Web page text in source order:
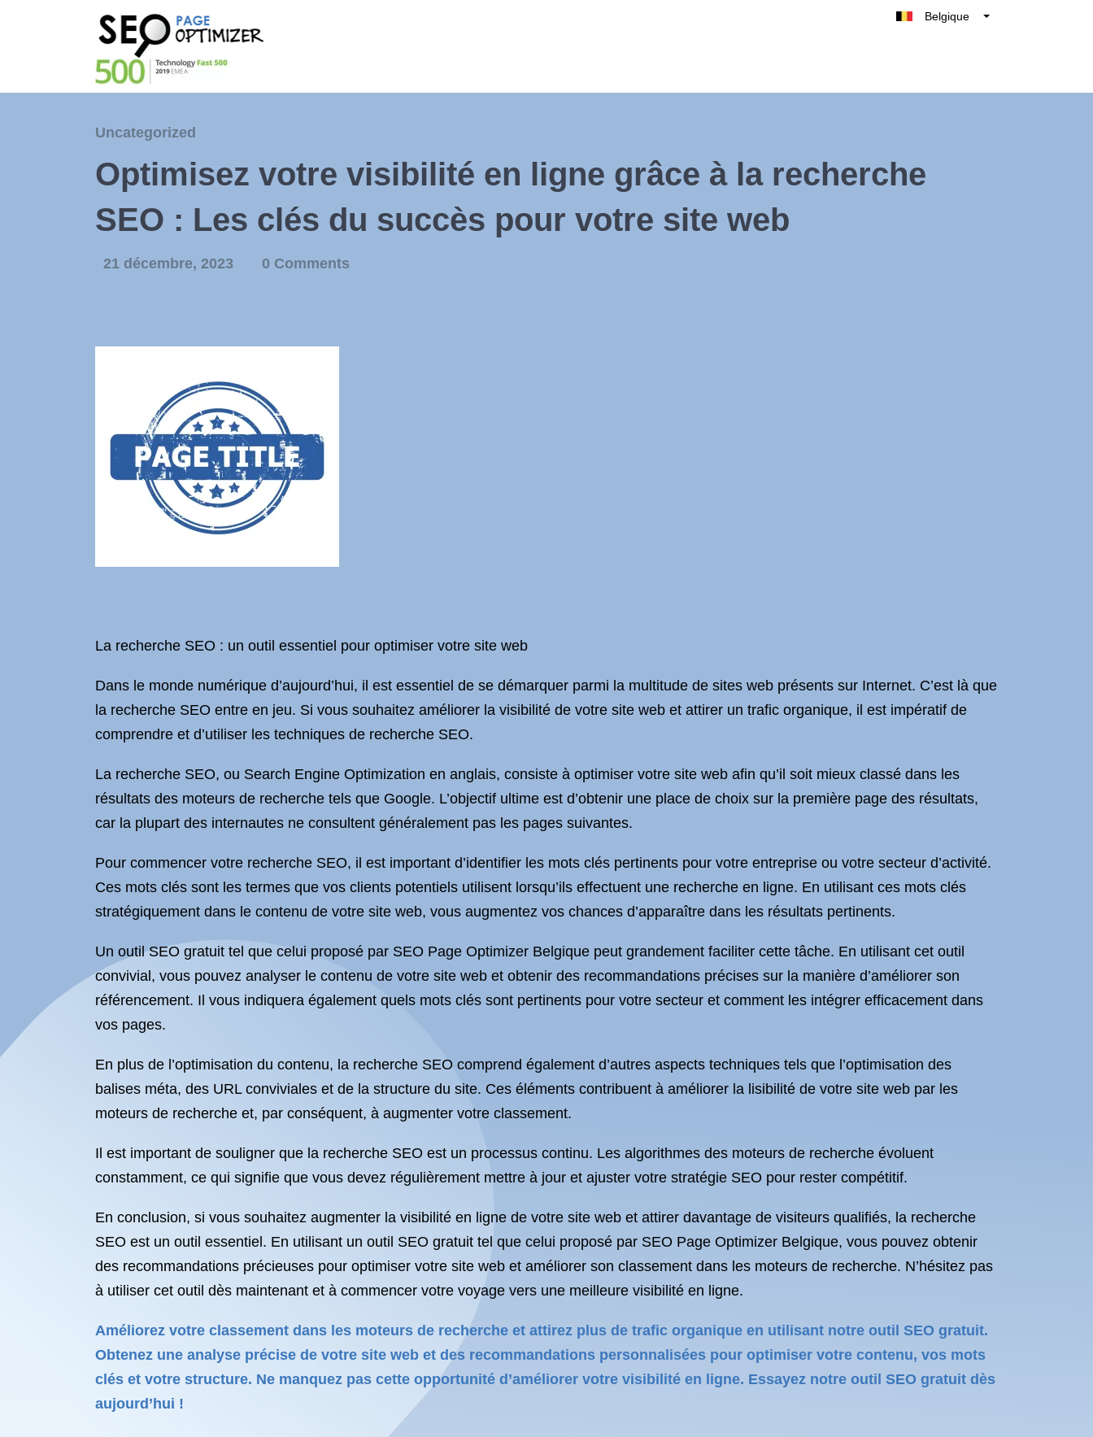
Belgique
France
Uncategorized
Optimisez votre visibilité en ligne grâce à la recherche
SEO : Les clés du succès pour votre site web
21 décembre, 2023 0 Comments
La recherche SEO : un outil essentiel pour optimiser votre site web
Dans le monde numérique d’aujourd’hui, il est essentiel de se démarquer parmi la multitude de sites web présents sur Internet. C’est là que
la recherche SEO entre en jeu. Si vous souhaitez améliorer la visibilité de votre site web et attirer un trafic organique, il est impératif de
comprendre et d’utiliser les techniques de recherche SEO.
La recherche SEO, ou Search Engine Optimization en anglais, consiste à optimiser votre site web afin qu’il soit mieux classé dans les
résultats des moteurs de recherche tels que Google. L’objectif ultime est d’obtenir une place de choix sur la première page des résultats,
car la plupart des internautes ne consultent généralement pas les pages suivantes.
Pour commencer votre recherche SEO, il est important d’identifier les mots clés pertinents pour votre entreprise ou votre secteur d’activité.
Ces mots clés sont les termes que vos clients potentiels utilisent lorsqu’ils effectuent une recherche en ligne. En utilisant ces mots clés
stratégiquement dans le contenu de votre site web, vous augmentez vos chances d’apparaître dans les résultats pertinents.
Un outil SEO gratuit tel que celui proposé par SEO Page Optimizer Belgique peut grandement faciliter cette tâche. En utilisant cet outil
convivial, vous pouvez analyser le contenu de votre site web et obtenir des recommandations précises sur la manière d’améliorer son
référencement. Il vous indiquera également quels mots clés sont pertinents pour votre secteur et comment les intégrer efficacement dans
vos pages.
En plus de l’optimisation du contenu, la recherche SEO comprend également d’autres aspects techniques tels que l’optimisation des
balises méta, des URL conviviales et de la structure du site. Ces éléments contribuent à améliorer la lisibilité de votre site web par les
moteurs de recherche et, par conséquent, à augmenter votre classement.
Il est important de souligner que la recherche SEO est un processus continu. Les algorithmes des moteurs de recherche évoluent
constamment, ce qui signifie que vous devez régulièrement mettre à jour et ajuster votre stratégie SEO pour rester compétitif.
En conclusion, si vous souhaitez augmenter la visibilité en ligne de votre site web et attirer davantage de visiteurs qualifiés, la recherche
SEO est un outil essentiel. En utilisant un outil SEO gratuit tel que celui proposé par SEO Page Optimizer Belgique, vous pouvez obtenir
des recommandations précieuses pour optimiser votre site web et améliorer son classement dans les moteurs de recherche. N’hésitez pas
à utiliser cet outil dès maintenant et à commencer votre voyage vers une meilleure visibilité en ligne.
Améliorez votre classement dans les moteurs de recherche et attirez plus de trafic organique en utilisant notre outil SEO gratuit.
Obtenez une analyse précise de votre site web et des recommandations personnalisées pour optimiser votre contenu, vos mots
clés et votre structure. Ne manquez pas cette opportunité d’améliorer votre visibilité en ligne. Essayez notre outil SEO gratuit dès
aujourd’hui !